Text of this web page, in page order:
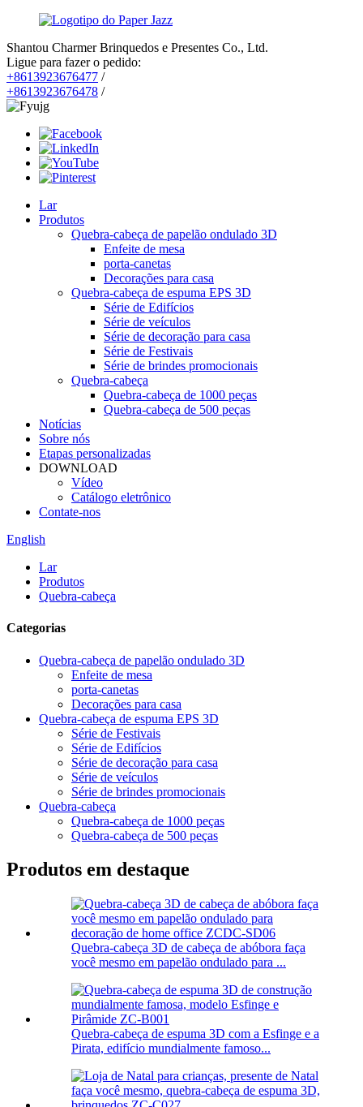
Shantou Charmer Brinquedos e Presentes Co., Ltd.
Ligue para fazer o pedido:
+8613923676477 /
+8613923676478 /
Lar
Produtos
Quebra-cabeça de papelão ondulado 3D
Enfeite de mesa
porta-canetas
Decorações para casa
Quebra-cabeça de espuma EPS 3D
Série de Edifícios
Série de veículos
Série de decoração para casa
Série de Festivais
Série de brindes promocionais
Quebra-cabeça
Quebra-cabeça de 1000 peças
Quebra-cabeça de 500 peças
Notícias
Sobre nós
Etapas personalizadas
DOWNLOAD
Vídeo
Catálogo eletrônico
Contate-nos
English
Lar
Produtos
Quebra-cabeça
Categorias
Quebra-cabeça de papelão ondulado 3D
Enfeite de mesa
porta-canetas
Decorações para casa
Quebra-cabeça de espuma EPS 3D
Série de Festivais
Série de Edifícios
Série de decoração para casa
Série de veículos
Série de brindes promocionais
Quebra-cabeça
Quebra-cabeça de 1000 peças
Quebra-cabeça de 500 peças
Produtos em destaque
Quebra-cabeça 3D de cabeça de abóbora faça
você mesmo em papelão ondulado para ...
Quebra-cabeça de espuma 3D com a Esfinge e a
Pirata, edifício mundialmente famoso...